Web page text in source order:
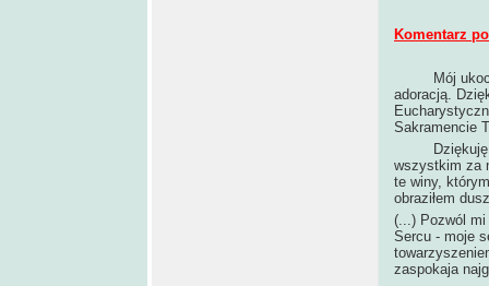
Komentarz
Mój
adoracją.
Sakramencie
Dziękuję, że
wszystkim za
te winy,
obraziłem
(...) Pozwól mi
Sercu - moje
zaspokaja